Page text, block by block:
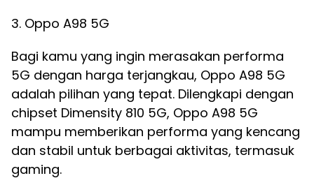
3. Oppo A98 5G
Bagi kamu yang ingin merasakan performa
5G dengan harga terjangkau, Oppo A98 5G
adalah pilihan yang tepat. Dilengkapi dengan
chipset Dimensity 810 5G, Oppo A98 5G
mampu memberikan performa yang kencang
dan stabil untuk berbagai aktivitas, termasuk
gaming.